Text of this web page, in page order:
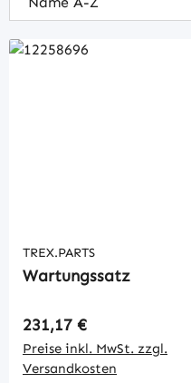
TREX.PARTS
Wartungssatz
Regulärer Preis:
231,17 €
Preise inkl. MwSt. zzgl.
Versandkosten